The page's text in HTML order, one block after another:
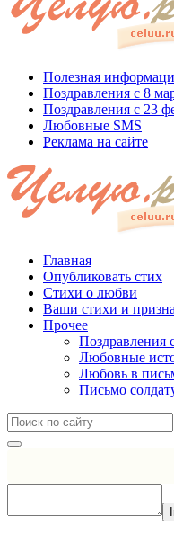
Полезная
Поздравления с 8
Поздравления с 23
Любовные SMS
Реклама на сайте
Главная
Опубликовать стих
Стихи о любви
Ваши стихи и
Прочее
Поздравления
Любовные
Любовь в
Письмо